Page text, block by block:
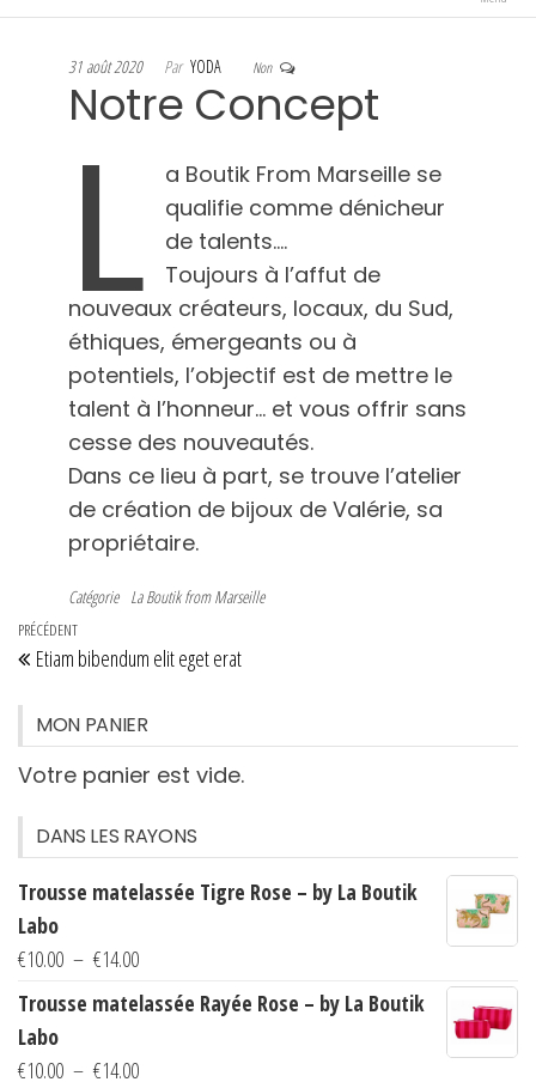
31 août 2020 Par YODA Non
Notre Concept
L
a Boutik From Marseille se
qualifie comme dénicheur
de talents….
Toujours à l’affut de
nouveaux créateurs, locaux, du Sud,
éthiques, émergeants ou à
potentiels, l’objectif est de mettre le
talent à l’honneur… et vous offrir sans
cesse des nouveautés.
Dans ce lieu à part, se trouve l’atelier
de création de bijoux de Valérie, sa
propriétaire.
Catégorie La Boutik from Marseille
Navigation
de
l’article
Article
précédent
PRÉCÉDENT
Etiam bibendum elit eget erat
MON PANIER
Votre panier est vide.
DANS LES RAYONS
Trousse matelassée Tigre Rose – by La Boutik
Labo
€10.00 – €14.00Plage
de
€10.00
Trousse matelassée Rayée Rose – by La Boutik
Labo
€10.00 – €14.00Plage